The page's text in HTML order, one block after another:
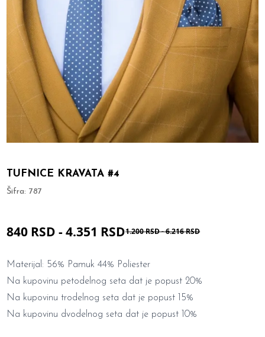
TUFNICE KRAVATA #4
Šifra:787
840 RSD -4.351 RSD1.200 RSD-6.216 RSD
Materijal: 56% Pamuk 44% Poliester
Na kupovinu petodelnog seta dat je popust 20%
Na kupovinu trodelnog seta dat je popust 15%
Na kupovinu dvodelnog seta dat je popust 10%